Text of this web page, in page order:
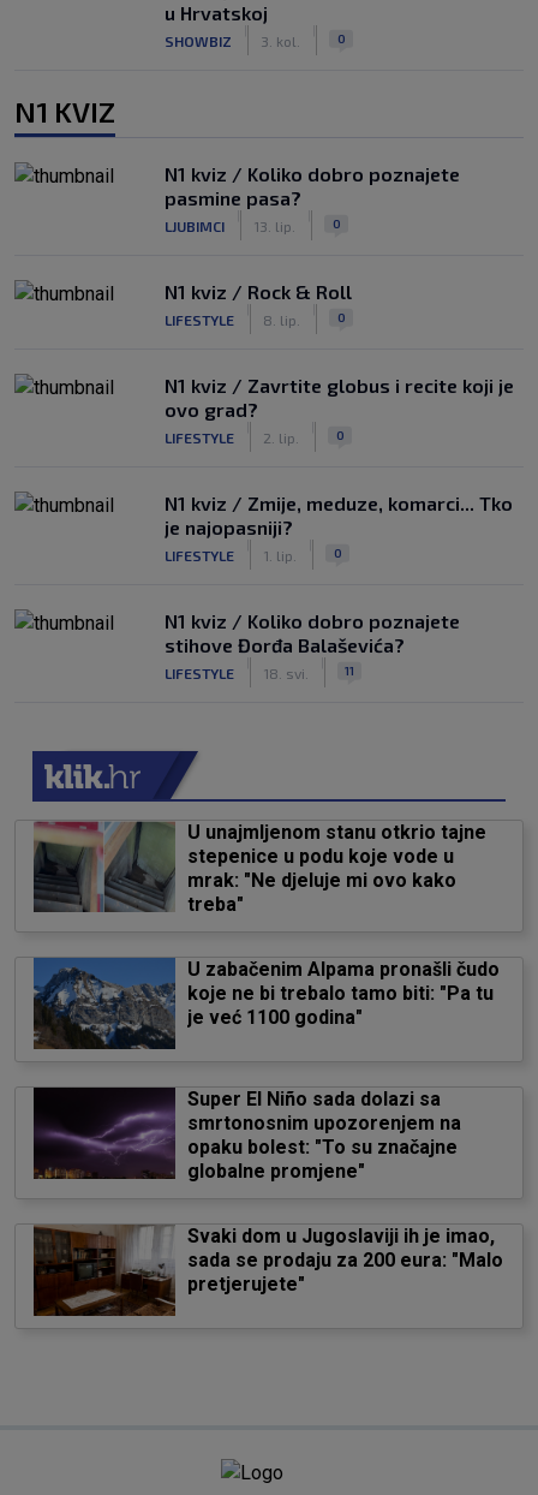
u Hrvatskoj
SHOWBIZ 3. kol. 0
N1 KVIZ
N1 kviz / Koliko dobro poznajete
pasmine pasa?
LJUBIMCI 13. lip. 0
N1 kviz / Rock & Roll
LIFESTYLE 8. lip. 0
N1 kviz / Zavrtite globus i recite koji je
ovo grad?
LIFESTYLE 2. lip. 0
N1 kviz / Zmije, meduze, komarci... Tko
je najopasniji?
LIFESTYLE 1. lip. 0
N1 kviz / Koliko dobro poznajete
stihove Đorđa Balaševića?
LIFESTYLE 18. svi. 11
U unajmljenom stanu otkrio tajne
stepenice u podu koje vode u
mrak: "Ne djeluje mi ovo kako
treba"
U zabačenim Alpama pronašli čudo
koje ne bi trebalo tamo biti: "Pa tu
je već 1100 godina"
Super El Niño sada dolazi sa
smrtonosnim upozorenjem na
opaku bolest: "To su značajne
globalne promjene"
Svaki dom u Jugoslaviji ih je imao,
sada se prodaju za 200 eura: "Malo
pretjerujete"